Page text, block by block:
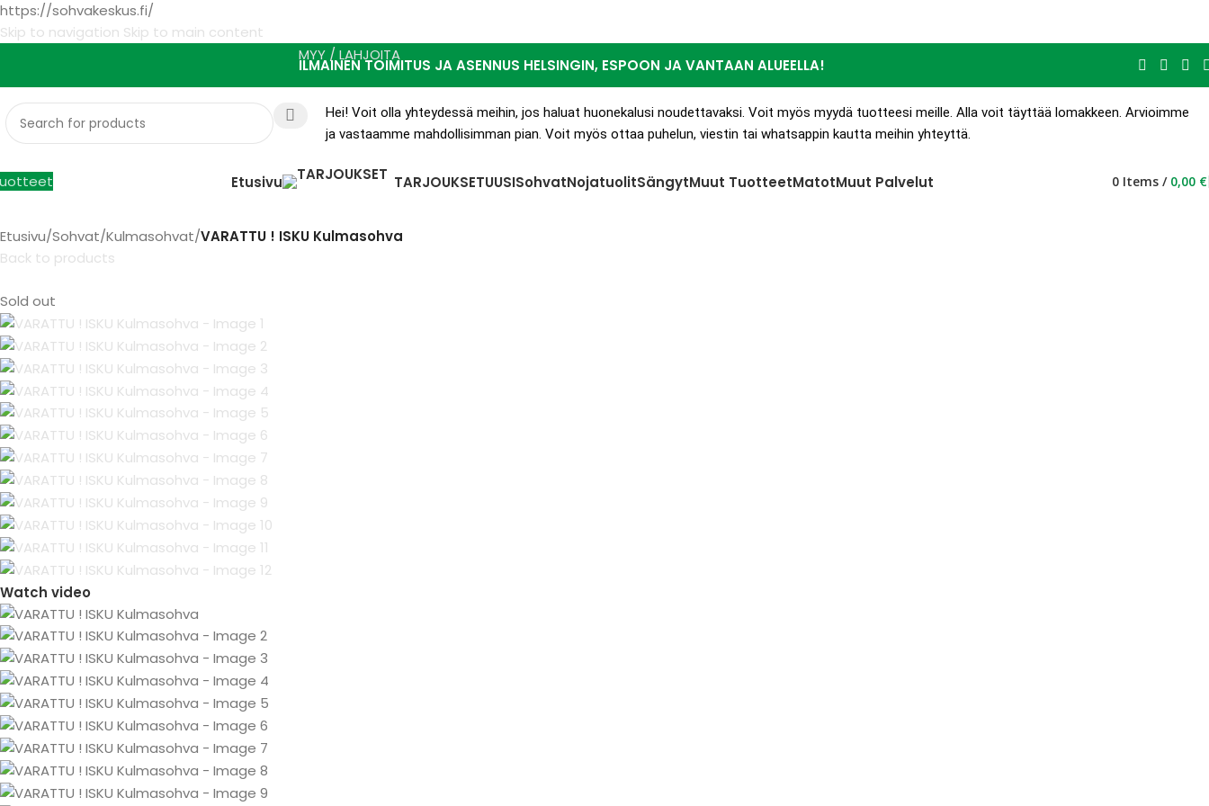
https://sohvakeskus.fi/
Skip to navigation Skip to main content
ILMAINEN TOIMITUS JA ASENNUS HELSINGIN, ESPOON JA VANTAAN ALUEELLA!
MYY / LAHJOITA
Hei! Voit olla yhteydessä meihin, jos haluat huonekalusi noudettavaksi. Voit myös myydä tuotteesi meille. Alla voit täyttää lomakkeen. Arvioimme
ja vastaamme mahdollisimman pian. Voit myös ottaa puhelun, viestin tai whatsappin kautta meihin yhteyttä.
Etusivu TARJOUKSETUUSISohvatNojatuolitSängytMuut TuotteetMatotMuut Palvelut 0 Items / 0,00 €
Etusivu/Sohvat/Kulmasohvat/VARATTU ! ISKU Kulmasohva
Back to products
Sold out
Watch video